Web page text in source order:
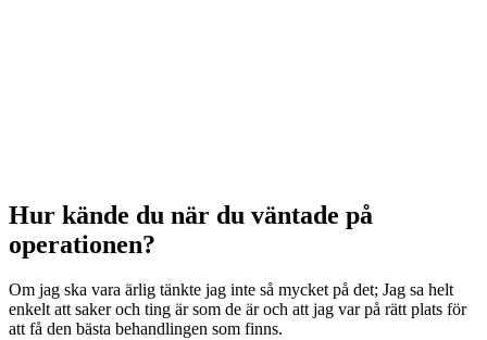
Hur kände du när du väntade på
operationen?
Om jag ska vara ärlig tänkte jag inte så mycket på det; Jag sa helt
enkelt att saker och ting är som de är och att jag var på rätt plats för
att få den bästa behandlingen som finns.